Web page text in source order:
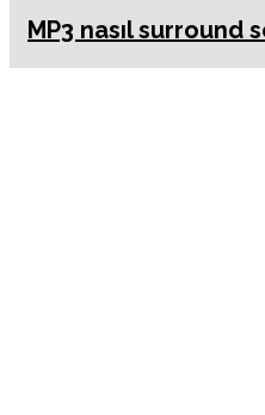
MP3 nasıl surround